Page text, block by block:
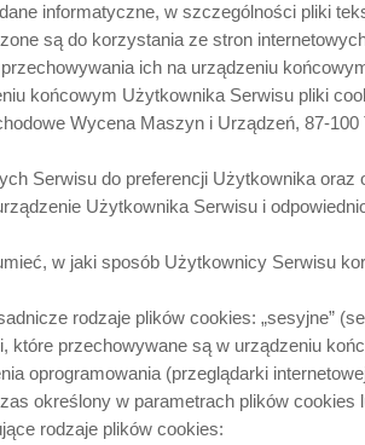
informatyczne, w szczególności pliki
są do korzystania ze stron
ich na urządzeniu
końcowym Użytkownika Serwisu pliki
Wycena Maszyn i Urządzeń, 87-100
Serwisu do preferencji Użytkownika
Użytkownika Serwisu i
w jaki sposób Użytkownicy Serwisu
rodzaje plików cookies: „sesyjne”
które przechowywane są w urządzeniu
oprogramowania (przeglądarki
określony w parametrach plików
rodzaje plików cookies: